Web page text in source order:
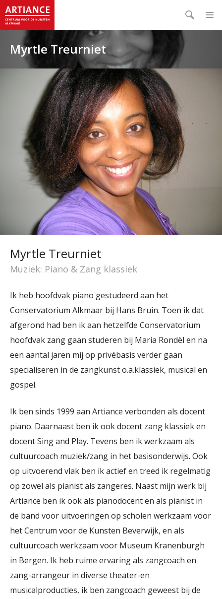
Myrtle Treurniet
Myrtle Treurniet
Muziek: Piano & Zang klassiek
Ik heb hoofdvak piano gestudeerd aan het
Conservatorium Alkmaar bij Hans Bruin. Toen ik dat
afgerond had ben ik aan hetzelfde Conservatorium
hoofdvak zang gaan studeren bij Maria Rondèl en na
een aantal jaren mij op privébasis verder gaan
specialiseren in de zangkunst o.a.klassiek, musical en
gospel.
Ik ben sinds 1999 aan Artiance verbonden als docent
piano. Daarnaast ben ik ook docent zang klassiek en
docent Sing and Play. Tevens ben ik werkzaam als
cultuurcoach muziek/zang in het basisonderwijs. Ook
op uitvoerend vlak ben ik actief en treed ik regelmatig
op zowel als pianist als zangeres. Naast mijn werk bij
Artiance ben ik ook als pianodocent en als pianist in
de band voor uitvoeringen op scholen werkzaam voor
het Centrum voor de Kunsten Beverwijk, en als
cultuurcoach werkzaam voor Museum Kranenburgh
in Bergen. Ik heb ruime ervaring als zangcoach en
zang-arrangeur in diverse theater-en
musicalproducties, ik ben zangcoach geweest bij de